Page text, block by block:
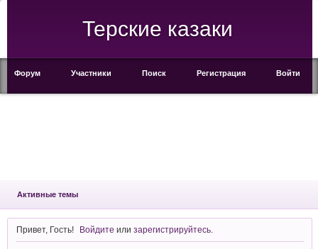
Терские казаки
Форум Участники Поиск Регистрация Войти
Активные темы
Привет, Гость! Войдите илизарегистрируйтесь